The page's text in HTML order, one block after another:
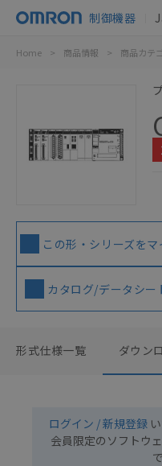
制御機器
Home > 商品情報 > 商品カテ
この形・シリーズを
カタログ/データシ
形式仕様一覧 ダウン
ログイン / 新規登録
会員限定のソフトウ